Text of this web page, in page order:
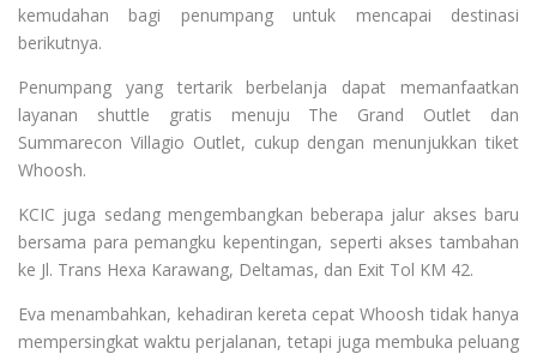
kemudahan bagi penumpang untuk mencapai destinasi
berikutnya.
Penumpang yang tertarik berbelanja dapat memanfaatkan
layanan shuttle gratis menuju The Grand Outlet dan
Summarecon Villagio Outlet, cukup dengan menunjukkan tiket
Whoosh.
KCIC juga sedang mengembangkan beberapa jalur akses baru
bersama para pemangku kepentingan, seperti akses tambahan
ke Jl. Trans Hexa Karawang, Deltamas, dan Exit Tol KM 42.
Eva menambahkan, kehadiran kereta cepat Whoosh tidak hanya
mempersingkat waktu perjalanan, tetapi juga membuka peluang